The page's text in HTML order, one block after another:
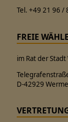
Tel. +49 21 96 /
FREIE
im Rat der
D-42929